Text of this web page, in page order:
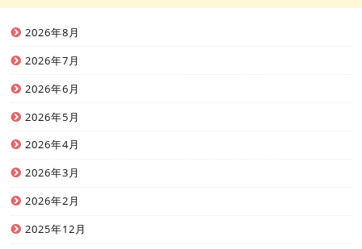
2026年8月
2026年7月
2026年6月
2026年5月
2026年4月
2026年3月
2026年2月
2025年12月